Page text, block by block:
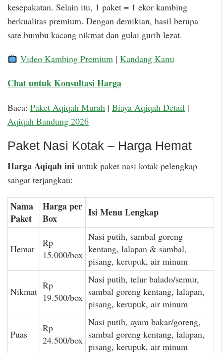
kesepakatan. Selain itu, 1 paket = 1 ekor kambing
berkualitas premium. Dengan demikian, hasil berupa
sate bumbu kacang nikmat dan gulai gurih lezat.
Video Kambing Premium| Kandang Kami
Chat untuk Konsultasi Harga
Baca: Paket Aqiqah Murah | Biaya Aqiqah Detail |
Aqiqah Bandung 2026
Paket Nasi Kotak – Harga Hemat
Harga Aqiqah ini untuk paket nasi kotak pelengkap
sangat terjangkau:
Nama
Paket
Harga per
Box
Isi Menu Lengkap
Hemat
Rp
15.000/box
Nasi putih, sambal goreng
kentang, lalapan & sambal,
pisang, kerupuk, air minum
Nikmat
Rp
19.500/box
Nasi putih, telur balado/semur,
sambal goreng kentang, lalapan,
pisang, kerupuk, air minum
Puas
Rp
24.500/box
Nasi putih, ayam bakar/goreng,
sambal goreng kentang, lalapan,
pisang, kerupuk, air minum